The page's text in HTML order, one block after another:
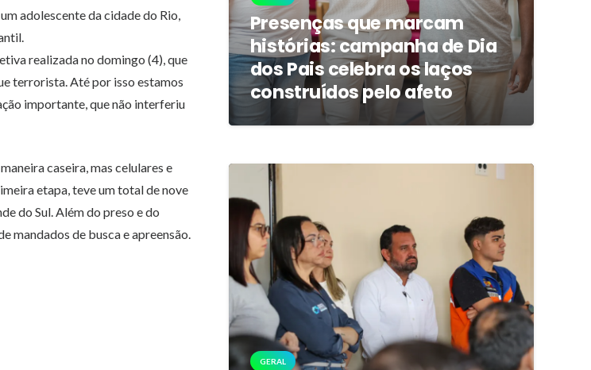
adolescente da cidade do Rio,
realizada no domingo (4), que
terrorista. Até por isso estamos
importante, que não interferiu
caseira, mas celulares e
etapa, teve um total de nove
do Sul. Além do preso e do
mandados de busca e apreensão.
Presenças que marcam
histórias: campanha de Dia
dos Pais celebra os laços
construídos pelo afeto
GERAL